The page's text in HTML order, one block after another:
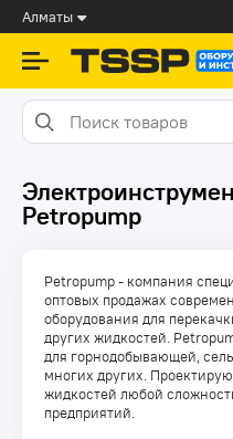
Алматы
Petropump
Petropump - компания
оптовых продажах
оборудования для
других жидкостей.
для горнодобывающей,
многих других.
жидкостей любой
предприятий.